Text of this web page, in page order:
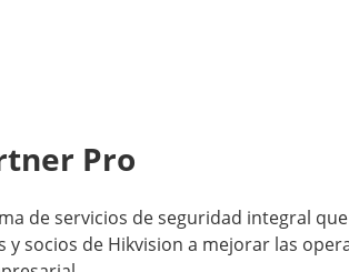
Pro
de servicios de seguridad integral
y socios de Hikvision a mejorar las